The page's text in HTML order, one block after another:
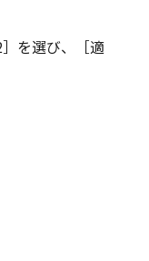
を選び、［適